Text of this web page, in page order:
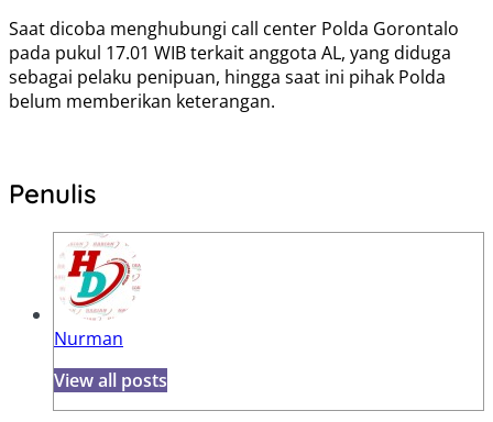
Saat dicoba menghubungi call center Polda Gorontalo
pada pukul 17.01 WIB terkait anggota AL, yang diduga
sebagai pelaku penipuan, hingga saat ini pihak Polda
belum memberikan keterangan.
Penulis
Nurman
View all posts